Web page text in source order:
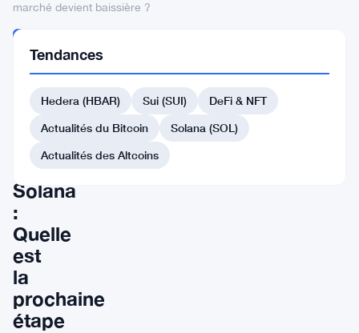
marché devient baissière ?
DES
ALTCOINS
Analyse
prix
Solana
:
Quelle
est
la
prochaine
étape
Tendances
Hedera (HBAR) Sui (SUI)
DeFi & NFT
Actualités du Bitcoin
Solana (SOL)
Actualités des Altcoins